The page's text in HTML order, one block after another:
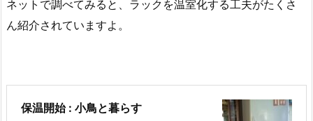
ネットで調べてみると、ラックを温室化する工夫がたくさ
ん紹介されていますよ。
保温開始 : 小鳥と暮らす